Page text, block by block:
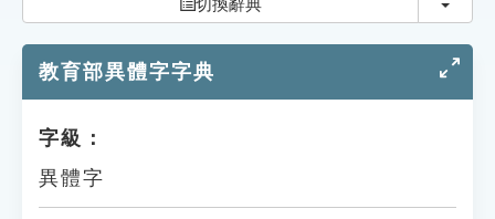
教學應用
貓頭鷹博士
切換辭典
教育部異體字字典
字級：
異體字